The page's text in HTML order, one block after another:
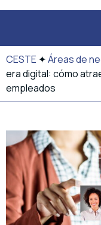
CESTE ✦Áreas de
era digital: cómo
empleados